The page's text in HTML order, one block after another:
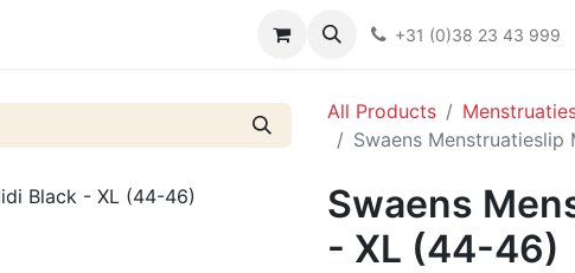
Kieswijzer nacht- en kraamverband
+31 (0)38 23 43 999
All Products
Swaens
Swaens
- XL (44-46)